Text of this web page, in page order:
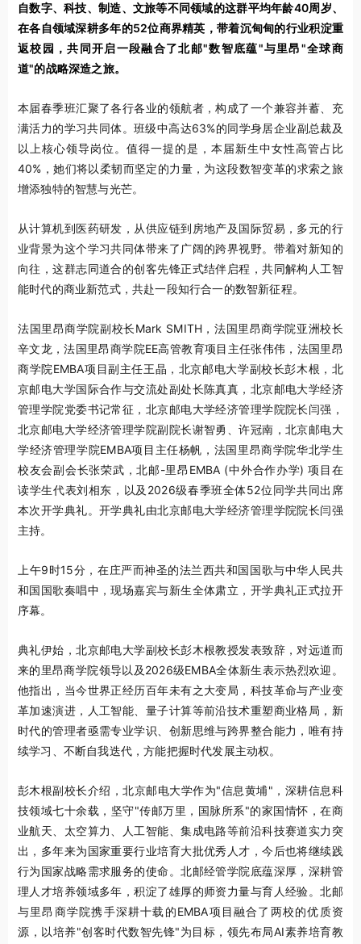
自数字、科技、制造、文旅等不同领域的这群平均年龄40周岁、
在各自领域深耕多年的52位商界精英，带着沉甸甸的行业积淀重
返校园，共同开启一段融合了北邮"数智底蕴"与里昂"全球商
道"的战略深造之旅。
本届春季班汇聚了各行各业的领航者，构成了一个兼容并蓄、充
满活力的学习共同体。班级中高达63%的同学身居企业副总裁及
以上核心领导岗位。值得一提的是，本届新生中女性高管占比
40%，她们将以柔韧而坚定的力量，为这段数智变革的求索之旅
增添独特的智慧与光芒。
从计算机到医药研发，从供应链到房地产及国际贸易，多元的行
业背景为这个学习共同体带来了广阔的跨界视野。带着对新知的
向往，这群志同道合的创客先锋正式结伴启程，共同解构人工智
能时代的商业新范式，共赴一段知行合一的数智新征程。
法国里昂商学院副校长Mark SMITH，法国里昂商学院亚洲校长
辛文龙，法国里昂商学院EE高管教育项目主任张伟伟，法国里昂
商学院EMBA项目副主任王晶，北京邮电大学副校长彭木根，北
京邮电大学国际合作与交流处副处长陈真真，北京邮电大学经济
管理学院党委书记常征，北京邮电大学经济管理学院院长闫强，
北京邮电大学经济管理学院副院长谢智勇、许冠南，北京邮电大
学经济管理学院EMBA项目主任杨帆，法国里昂商学院华北学生
校友会副会长张荣武，北邮-里昂EMBA (中外合作办学) 项目在
读学生代表刘相东，以及2026级春季班全体52位同学共同出席
本次开学典礼。开学典礼由北京邮电大学经济管理学院院长闫强
主持。
上午9时15分，在庄严而神圣的法兰西共和国国歌与中华人民共
和国国歌奏唱中，现场嘉宾与新生全体肃立，开学典礼正式拉开
序幕。
典礼伊始，北京邮电大学副校长彭木根教授发表致辞，对远道而
来的里昂商学院领导以及2026级EMBA全体新生表示热烈欢迎。
他指出，当今世界正经历百年未有之大变局，科技革命与产业变
革加速演进，人工智能、量子计算等前沿技术重塑商业格局，新
时代的管理者亟需专业学识、创新思维与跨界整合能力，唯有持
续学习、不断自我迭代，方能把握时代发展主动权。
彭木根副校长介绍，北京邮电大学作为"信息黄埔"，深耕信息科
技领域七十余载，坚守"传邮万里，国脉所系"的家国情怀，在商
业航天、太空算力、人工智能、集成电路等前沿科技赛道实力突
出，多年来为国家重要行业培育大批优秀人才，今后也将继续践
行为国家战略需求服务的使命。北邮经管学院底蕴深厚，深耕管
理人才培养领域多年，积淀了雄厚的师资力量与育人经验。北邮
与里昂商学院携手深耕十载的EMBA项目融合了两校的优质资
源，以培养"创客时代数智先锋"为目标，领先布局AI素养培育教